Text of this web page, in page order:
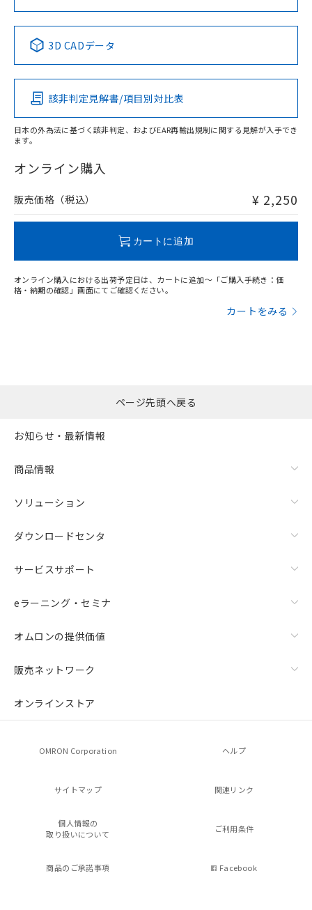
Pb Hg Cd Cr(VI)
O
在庫等で未対応品が混在する可能性があります。
問い合わせください。
No No No No
この製品の規格認証/適合状況ページへ
その他の認証はこちらのページからご検索ください
3D CADデータ
該非判定見解書/項目別対比表
日本の外為法に基づく該非判定、およびEAR再輸出規制に関する見解が入手でき
ます。
オンライン購入
販売価格（税込） ¥ 2,250
カートに追加
オンライン購入における出荷予定日は、カートに追加～「ご購入手続き：価
格・納期の確認」画面にてご確認ください。
カートをみる
ページ先頭へ戻る
お知らせ・最新情報
商品情報
ソリューション
ダウンロードセンタ
サービスサポート
eラーニング・セミナ
オムロンの提供価値
販売ネットワーク
オンラインストア
OMRON Corporation ヘルプ
サイトマップ 関連リンク
個人情報の
取り扱いについて
ご利用条件
商品のご承諾事項 Facebook